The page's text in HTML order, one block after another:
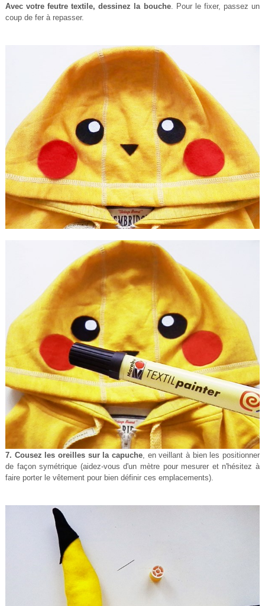
Avec votre feutre textile, dessinez la bouche. Pour le fixer, passez un
coup de fer à repasser.
7. Cousez les oreilles sur la capuche , en veillant à bien les positionner
de façon symétrique (aidez-vous d'un mètre pour mesurer et n'hésitez à
faire porter le vêtement pour bien définir ces emplacements).